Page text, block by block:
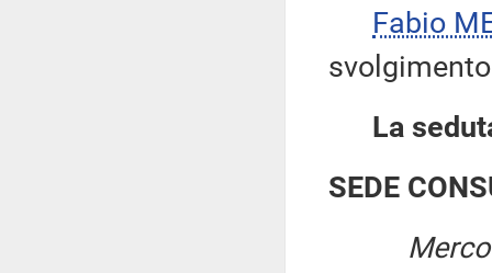
Fabio
La
SEDE